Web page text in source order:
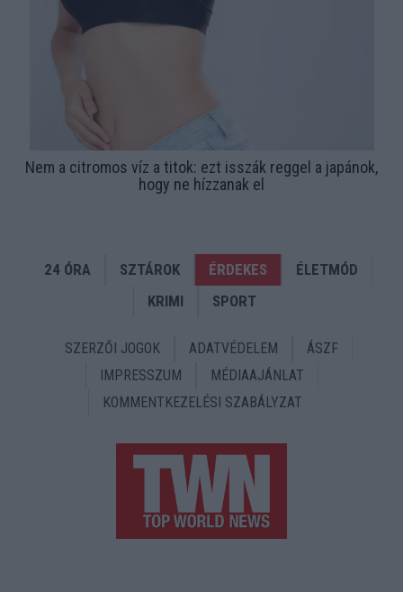
Nem a citromos víz a titok: ezt isszák reggel a japánok,
hogy ne hízzanak el
24 ÓRA SZTÁROK ÉRDEKES
ÉLETMÓD
KRIMI
SPORT
SZERZŐI JOGOK ADATVÉDELEM
ÁSZF
IMPRESSZUM
MÉDIAAJÁNLAT
KOMMENTKEZELÉSI SZABÁLYZAT